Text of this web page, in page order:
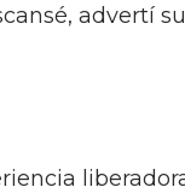
advertí